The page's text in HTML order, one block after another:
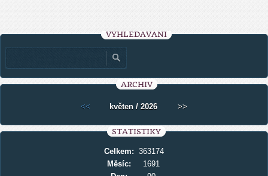
VYHLEDÁVÁNÍ
ARCHIV
<< květen / 2026 >>
STATISTIKY
Celkem: 363174
Měsíc:
1691